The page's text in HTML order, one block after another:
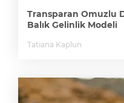
Transparan Omuzlu
Balık Gelinlik Modeli
Tatiana Kaplun